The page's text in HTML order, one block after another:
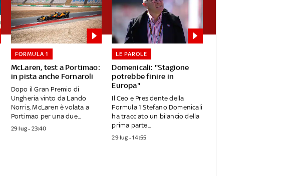
McLaren, test a Portimao:
in pista anche Fornaroli
FORMULA 1
Dopo il Gran Premio di
Ungheria vinto da Lando
Norris, McLaren è volata a
Portimao per una due...
29 lug - 23:40
Domenicali: "Stagione
potrebbe finire in
Europa"
LE PAROLE
Il Ceo e Presidente della
Formula 1 Stefano Domenicali
ha tracciato un bilancio della
prima parte...
29 lug - 14:55